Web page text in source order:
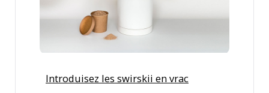
Introduisez les swirskii en vrac